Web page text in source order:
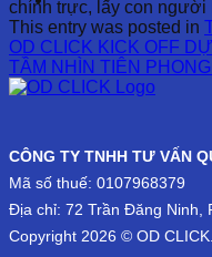
chính trực, lấy con người
This entry was posted in
OD CLICK KICK OFF
TẦM NHÌN TIÊN
CÔNG TY TNHH TƯ VẤN
Mã số thuế: 0107968379
Địa chỉ: 72 Trần Đăng Ninh,
Copyright 2026 © OD